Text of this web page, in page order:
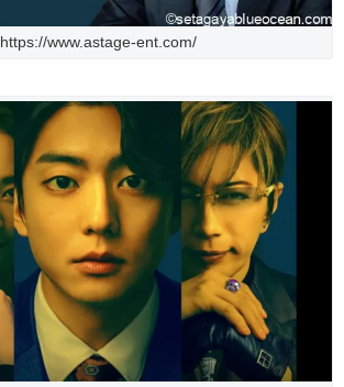
https://www.astage-ent.com/